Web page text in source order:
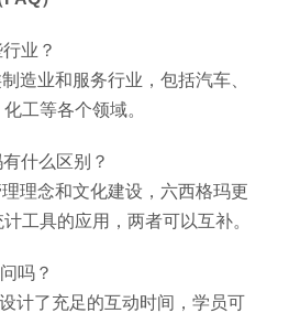
业？
造业和服务行业，包括汽车、
工等各个领域。
什么区别？
理念和文化建设，六西格玛更
工具的应用，两者可以互补。
吗？
计了充足的互动时间，学员可